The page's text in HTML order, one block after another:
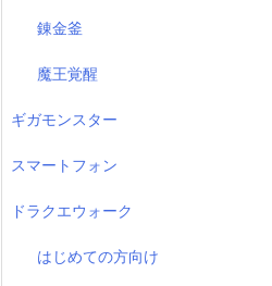
錬金釜
魔王覚醒
ギガモンスター
スマートフォン
ドラクエウォーク
はじめての方向け